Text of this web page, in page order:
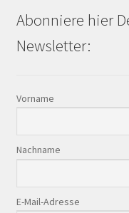
Abonniere hier
Newsletter:
Vorname
Nachname
E-Mail-Adresse